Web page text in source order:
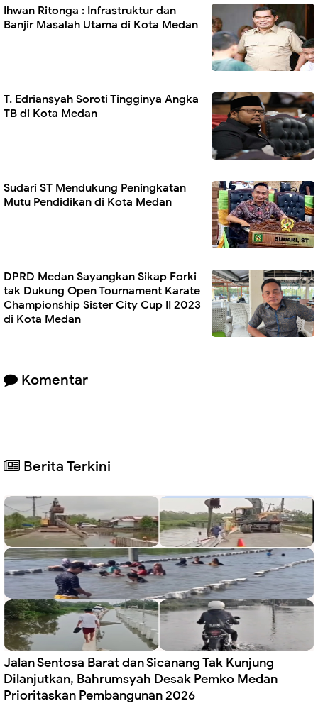
Ihwan Ritonga : Infrastruktur dan
Banjir Masalah Utama di Kota Medan
T. Edriansyah Soroti Tingginya Angka
TB di Kota Medan
Sudari ST Mendukung Peningkatan
Mutu Pendidikan di Kota Medan
DPRD Medan Sayangkan Sikap Forki
tak Dukung Open Tournament Karate
Championship Sister City Cup II 2023
di Kota Medan
Komentar
Berita Terkini
Jalan Sentosa Barat dan Sicanang Tak Kunjung
Dilanjutkan, Bahrumsyah Desak Pemko Medan
Prioritaskan Pembangunan 2026